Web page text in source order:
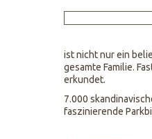
ist nicht nur ein
gesamte Familie.
erkundet.
7.000
faszinierende